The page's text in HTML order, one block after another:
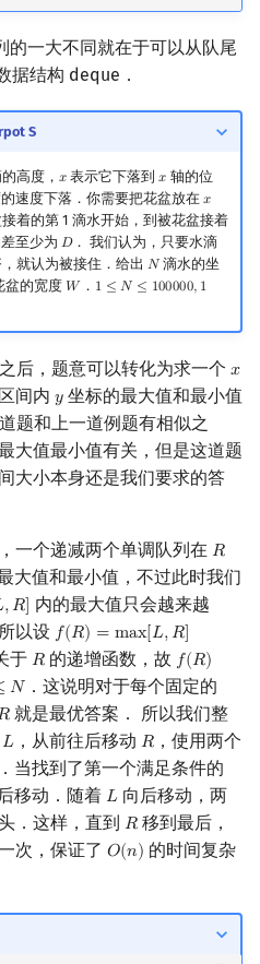
的一大不同就在于可以从队尾
据结构 deque．
S
高度，𝑥
x 表示它下落到𝑥
x 轴的位
速度下落．你需要把花盆放在 𝑥
x
着的第 1 滴水开始，到被花盆接着
至少为 𝐷
D． 我们认为，只要水滴
就认为被接住．给出 𝑁
N 滴水的坐
盆的宽度 𝑊
W． 1 ≤ 𝑁 ≤ 100000, 1
1≤N ≤100000,1≤D≤ 1000000
后，题意可以转化为求一个𝑥
x
间内 𝑦
y坐标的最大值和最小值
题和上一道例题有相似之
大值最小值有关，但是这道题
大小本身还是我们要求的答
一个递减两个单调队列在 𝑅
R
大值和最小值，不过此时我们
,𝑅]
,R]
内的最大值只会越来越
以设 𝑓(𝑅) = max[𝐿,𝑅]
f(R)= max[L,R]−min
于𝑅
R 的递增函数，故 𝑓(𝑅)
𝑁
f(R)≥
．这说明对于每个固定的
就是最优答案． 所以我们整
𝐿
L，从前往后移动 𝑅
R ，使用两个
当找到了第一个满足条件的
移动．随着 𝐿
L向后移动，两
．这样，直到 𝑅
R 移到最后，
次，保证了 𝑂(𝑛)
O(n) 的时间复杂